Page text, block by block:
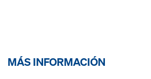
MÁS INFORMACIÓN